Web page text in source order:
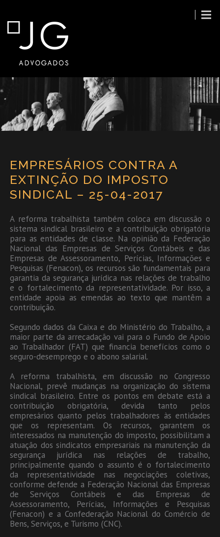
EMPRESÁRIOS CONTRA A
EXTINÇÃO DO IMPOSTO
SINDICAL – 25-04-2017
A reforma trabalhista também coloca em discussão o
sistema sindical brasileiro e a contribuição obrigatória
para as entidades de classe. Na opinião da Federação
Nacional das Empresas de Serviços Contábeis e das
Empresas de Assessoramento, Perícias, Informações e
Pesquisas (Fenacon), os recursos são fundamentais para
garantia da segurança jurídica nas relações de trabalho
e o fortalecimento da representatividade. Por isso, a
entidade apoia as emendas ao texto que mantêm a
contribuição.
Segundo dados da Caixa e do Ministério do Trabalho, a
maior parte da arrecadação vai para o Fundo de Apoio
ao Trabalhador (FAT) que financia benefícios como o
seguro-desemprego e o abono salarial.
A reforma trabalhista, em discussão no Congresso
Nacional, prevê mudanças na organização do sistema
sindical brasileiro. Entre os pontos em debate está a
contribuição obrigatória, devida tanto pelos
empresários quanto pelos trabalhadores às entidades
que os representam. Os recursos, garantem os
interessados na manutenção do imposto, possibilitam a
atuação dos sindicatos empresariais na manutenção da
segurança jurídica nas relações de trabalho,
principalmente quando o assunto é o fortalecimento
da representatividade nas negociações coletivas,
conforme defende a Federação Nacional das Empresas
de Serviços Contábeis e das Empresas de
Assessoramento, Perícias, Informações e Pesquisas
(Fenacon) e a Confederação Nacional do Comércio de
Bens, Serviços, e Turismo (CNC).